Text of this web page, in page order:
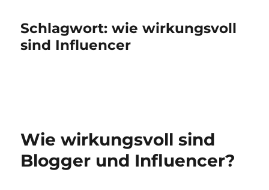
Schlagwort:wie wirkungsvoll
sind Influencer
Wie wirkungsvoll sind
Blogger und Influencer?